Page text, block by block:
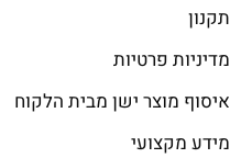
תקנון
מדיניות פרטיות
איסוף מוצר ישן מבית הלקוח
מידע מקצועי